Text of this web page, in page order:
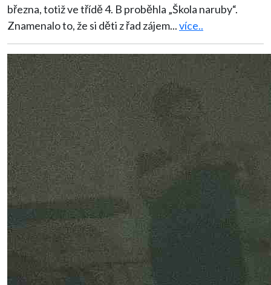
března, totiž ve třídě 4. B proběhla „Škola naruby“.
Znamenalo to, že si děti z řad zájem...více..